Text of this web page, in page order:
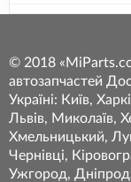
© 2018
автозапчастей
Україні: Київ,
Львів, Миколаїв,
Хмельницький,
Чернівці,
Ужгород,